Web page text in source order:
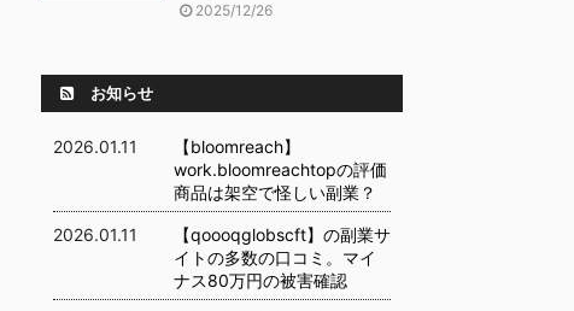
2025/12/26
お知らせ
2026.01.11
【bloomreach】
work.bloomreachtopの評価
商品は架空で怪しい副業？
2026.01.11
【qoooqglobscft】の副業サ
イトの多数の口コミ。マイ
ナス80万円の被害確認